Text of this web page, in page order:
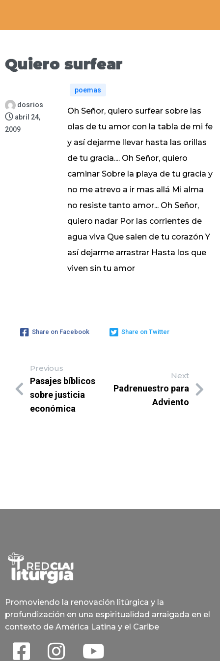
Quiero surfear
dosrios
abril 24,
2009
poemas
Oh Señor, quiero surfear sobre las
olas de tu amor con la tabla de mi fe
y así dejarme llevar hasta las orillas
de tu gracia.... Oh Señor, quiero
caminar Sobre la playa de tu gracia y
no me atrevo a ir mas allá Mi alma
no resiste tanto amor... Oh Señor,
quiero nadar Por las corrientes de
agua viva Que salen de tu corazón Y
así dejarme arrastrar Hasta los que
viven sin tu amor
Share on Facebook Share on Twitter
Previous
Pasajes bíblicos
sobre justicia
económica
Next
Padrenuestro para
Adviento
Promoviendo la renovación litúrgica y la
profundización en una espiritualidad arraigada en el
contexto de América Latina y el Caribe